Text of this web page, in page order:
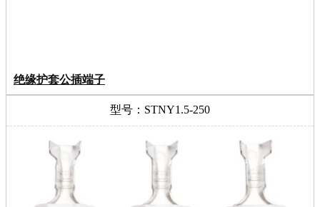
绝缘护套公插端子
型号：STNY1.5-250